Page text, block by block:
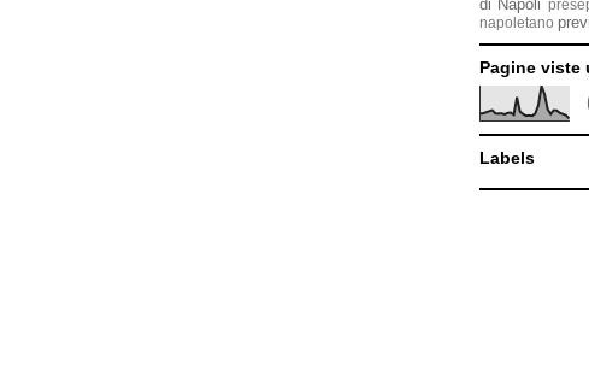
di Napoli
napoletano
Pagine viste
Labels